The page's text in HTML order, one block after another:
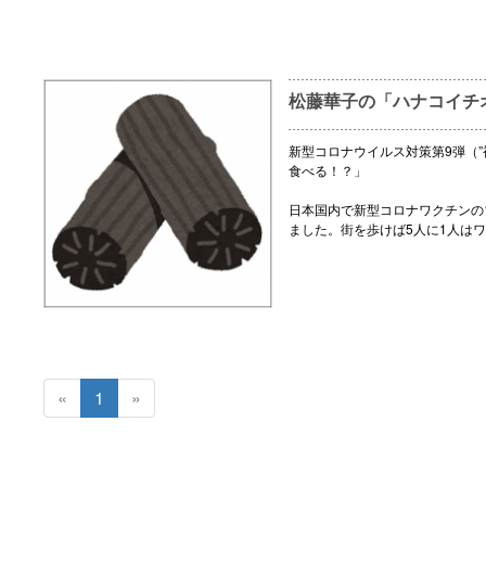
松藤華子の「ハナコイ
新型コロナウイルス対策第9弾
食べる！？」
日本国内で新型コロナワクチン
ました。街を歩けば5人に1人は
« 1 »